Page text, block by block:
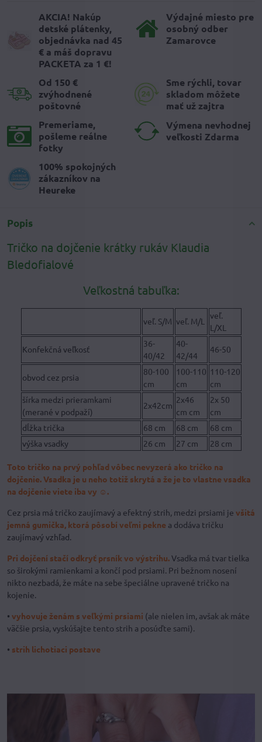
AKCIA! Nakúp
detské plátenky,
objednávka nad 45
€ a máš dopravu
PACKETA za 1 €!
Výdajné miesto pre
osobný odber
Zamarovce
Od 150 €
zvýhodnené
poštovné
Sme rýchli, tovar
skladom môžete
mať už zajtra
Premeriame,
pošleme reálne
fotky
Výmena nevhodnej
veľkosti Zdarma
100% spokojných
zákazníkov na
Heureke
Popis
Tričko na dojčenie krátky rukáv Klaudia
Bledofialové
Veľkostná tabuľka:
veľ. S/M veľ. M/L
veľ.
L/XL
Konfekčná veľkosť
36-
40/42
40-
42/44
46-50
obvod cez prsia
80-100
cm
100-110
cm
110-120
cm
šírka medzi prieramkami
(merané v podpaží)
2x42cm
2x46
cm cm
2x 50
cm
dĺžka trička
68 cm 68 cm
68 cm
výška vsadky
26 cm 27 cm 28 cm
Toto tričko na prvý pohľad vôbec nevyzerá ako tričko na
dojčenie. Vsadka je u neho totiž skrytá a že je to vlastne vsadka
na dojčenie viete iba vy ☺.
Cez prsia má tričko zaujímavý a efektný strih, medzi prsiami je všitá
jemná gumička, ktorá pôsobí veľmi pekne a dodáva tričku
zaujímavý vzhľad.
Pri dojčení stačí odkryť prsník vo výstrihu.Vsadka má tvar tielka
so širokými ramienkami a končí pod prsiami. Pri bežnom nosení
nikto nezbadá, že máte na sebe špeciálne upravené tričko na
kojenie.
• vyhovuje ženám s veľkými prsiami (ale nielen im, avšak ak máte
väčšie prsia, vyskúšajte tento strih a posúďte sami).
• strih lichotiaci postave